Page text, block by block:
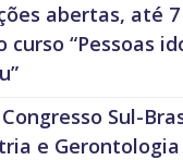
abertas, até
curso “Pessoas
Congresso Sul-
e